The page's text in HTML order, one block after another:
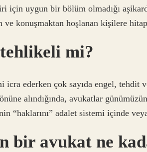
için uygun bir bölüm olmadığı
ve konuşmaktan hoşlanan kişilere
mi?
ederken çok sayıda engel, tehdit
alındığında, avukatlar
“haklarını” adalet sistemi içinde
bir avukat ne